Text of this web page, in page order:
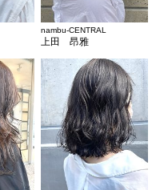
nambu-CENTRAL
上田 昂雅